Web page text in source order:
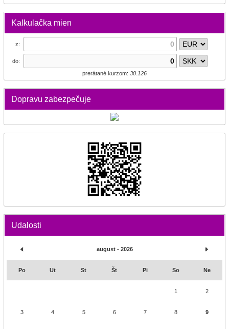
Kalkulačka mien
z:
do:
prerátané kurzom: 30.126
Dopravu zabezpečuje
Udalosti
august - 2026
Po Ut St Št Pi So Ne
1 2
3 4 5 6 7 8 9